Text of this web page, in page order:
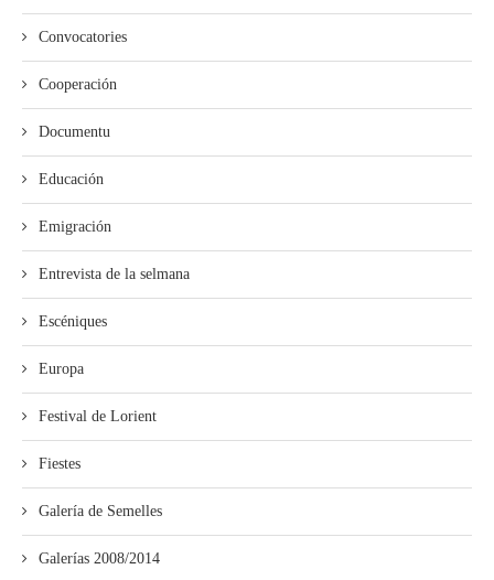
Convocatories
Cooperación
Documentu
Educación
Emigración
Entrevista de la selmana
Escéniques
Europa
Festival de Lorient
Fiestes
Galería de Semelles
Galerías 2008/2014